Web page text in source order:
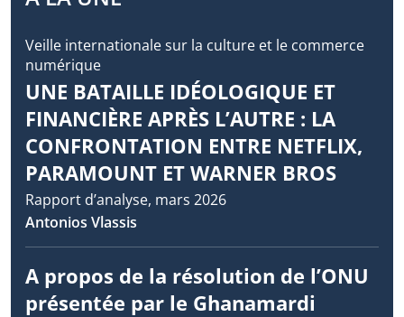
Veille internationale sur la culture et le commerce
numérique
UNE BATAILLE IDÉOLOGIQUE ET
FINANCIÈRE APRÈS L’AUTRE : LA
CONFRONTATION ENTRE NETFLIX,
PARAMOUNT ET WARNER BROS
Rapport d’analyse, mars 2026
Antonios Vlassis
A propos de la résolution de l’ONU
présentée par le Ghanamardi